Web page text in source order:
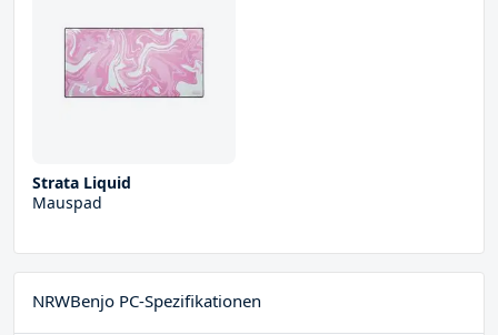
Strata Liquid
Mauspad
NRWBenjo PC-Spezifikationen